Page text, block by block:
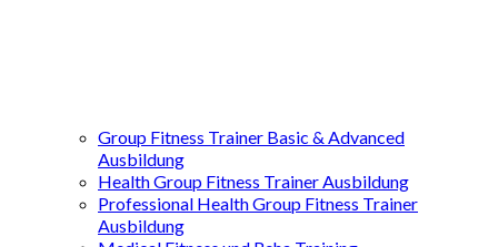
Group Fitness Trainer Basic & Advanced
Ausbildung
Health Group Fitness Trainer Ausbildung
Professional Health Group Fitness Trainer
Ausbildung